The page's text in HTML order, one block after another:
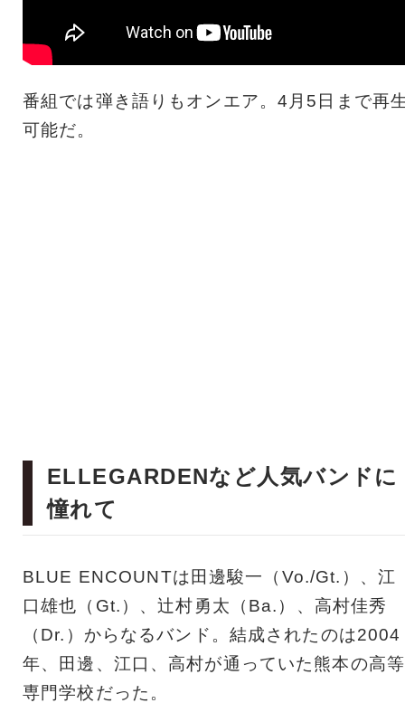
番組では弾き語りもオンエア。4月5日まで再
可能だ。
ELLEGARDENなど人気バンドに
憧れて
BLUE ENCOUNTは田邊駿一（Vo./Gt.）、江
口雄也（Gt.）、辻村勇太（Ba.）、高村佳秀
（Dr.）からなるバンド。結成されたのは2004
年、田邊、江口、高村が通っていた熊本の高等
専門学校だった。